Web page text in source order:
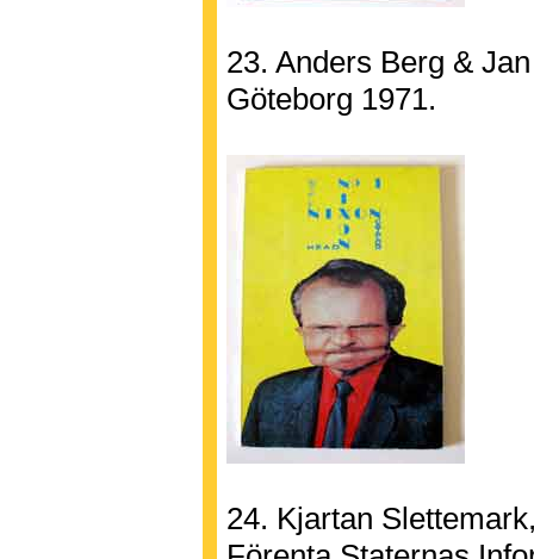
23. Anders Berg &
Göteborg 1971.
24. Kjartan